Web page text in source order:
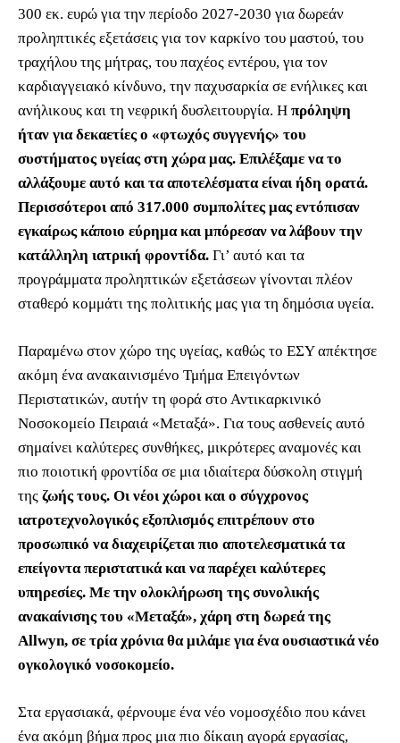
300 εκ. ευρώ για την περίοδο 2027-2030 για δωρεάν
προληπτικές εξετάσεις για τον καρκίνο του μαστού, του
τραχήλου της μήτρας, του παχέος εντέρου, για τον
καρδιαγγειακό κίνδυνο, την παχυσαρκία σε ενήλικες και
ανήλικους και τη νεφρική δυσλειτουργία. Η πρόληψη
ήταν για δεκαετίες ο «φτωχός συγγενής» του
συστήματος υγείας στη χώρα μας. Επιλέξαμε να το
αλλάξουμε αυτό και τα αποτελέσματα είναι ήδη ορατά.
Περισσότεροι από 317.000 συμπολίτες μας εντόπισαν
εγκαίρως κάποιο εύρημα και μπόρεσαν να λάβουν την
κατάλληλη ιατρική φροντίδα. Γι’ αυτό και τα
προγράμματα προληπτικών εξετάσεων γίνονται πλέον
σταθερό κομμάτι της πολιτικής μας για τη δημόσια υγεία.
Παραμένω στον χώρο της υγείας, καθώς το ΕΣΥ απέκτησε
ακόμη ένα ανακαινισμένο Τμήμα Επειγόντων
Περιστατικών, αυτήν τη φορά στο Αντικαρκινικό
Νοσοκομείο Πειραιά «Μεταξά». Για τους ασθενείς αυτό
σημαίνει καλύτερες συνθήκες, μικρότερες αναμονές και
πιο ποιοτική φροντίδα σε μια ιδιαίτερα δύσκολη στιγμή
της ζωής τους. Οι νέοι χώροι και ο σύγχρονος
ιατροτεχνολογικός εξοπλισμός επιτρέπουν στο
προσωπικό να διαχειρίζεται πιο αποτελεσματικά τα
επείγοντα περιστατικά και να παρέχει καλύτερες
υπηρεσίες. Με την ολοκλήρωση της συνολικής
ανακαίνισης του «Μεταξά», χάρη στη δωρεά της
Allwyn, σε τρία χρόνια θα μιλάμε για ένα ουσιαστικά νέο
ογκολογικό νοσοκομείο.
Στα εργασιακά, φέρνουμε ένα νέο νομοσχέδιο που κάνει
ένα ακόμη βήμα προς μια πιο δίκαιη αγορά εργασίας,